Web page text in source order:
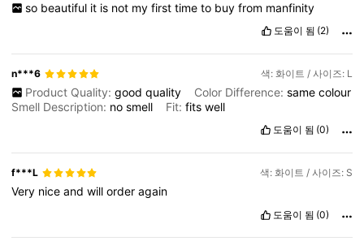
so beautiful it is not my first time to buy from manfinity
도움이 됨 (2)
n***6 색: 화이트 / 사이즈: L
Product Quality: good quality Color Difference: same colour
Smell Description: nosmell Fit:fitswell
도움이 됨 (0)
f***L 색: 화이트 / 사이즈: S
Very niceandwillorderagain
도움이 됨 (0)